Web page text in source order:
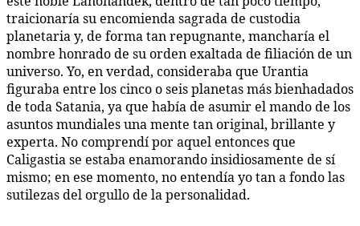
traicionaría su encomienda sagrada de custodia
planetaria y, de forma tan repugnante, mancharía el
nombre honrado de su orden exaltada de filiación de un
universo. Yo, en verdad, consideraba que Urantia
figuraba entre los cinco o seis planetas más bienhadados
de toda Satania, ya que había de asumir el mando de los
asuntos mundiales una mente tan original, brillante y
experta. No comprendí por aquel entonces que
Caligastia se estaba enamorando insidiosamente de sí
mismo; en ese momento, no entendía yo tan a fondo las
sutilezas del orgullo de la personalidad.